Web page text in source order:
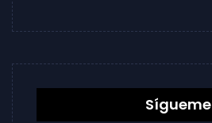
Sígueme